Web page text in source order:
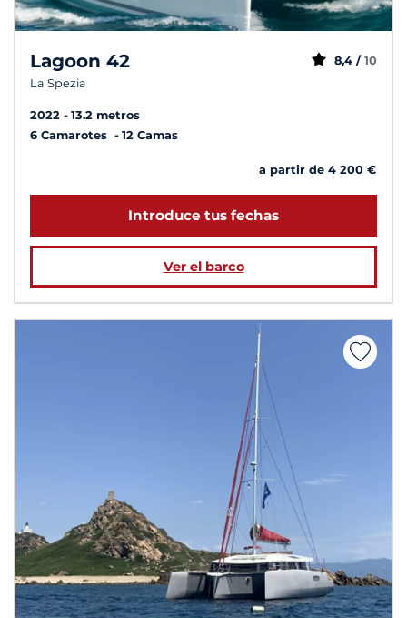
Lagoon 42
La Spezia
8,4 / 10
2022
13.2 metros
6 Camarotes
12 Camas
a partir de 4 200 €
Introduce tus fechas
Ver el barco